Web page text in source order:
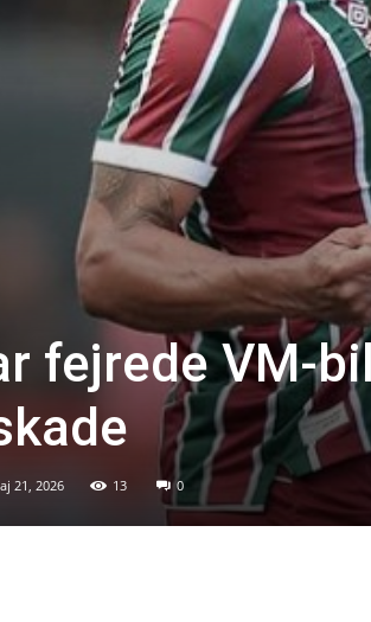
fejrede VM-
21, 2026 13 0